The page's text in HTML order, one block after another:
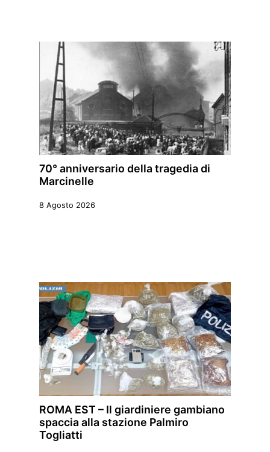
70° anniversario della tragedia di
Marcinelle
8 Agosto 2026
ROMA EST – Il giardiniere gambiano
spaccia alla stazione Palmiro
Togliatti